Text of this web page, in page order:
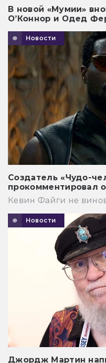
В новой «Мумии»
О’Коннор и Одед
Новости
Создатель «Чудо-
прокомментировал
Кевин Файги не
Новости
Джордж Мартин